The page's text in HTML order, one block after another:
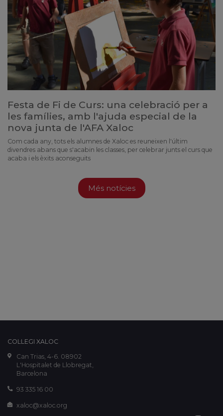
Festa de Fi de Curs: una celebració per a
les famílies, amb l'ajuda especial de la
nova junta de l'AFA Xaloc
Com cada any, tots els alumnes de Xaloc es reuneixen l'últim
divendres abans que s'acabin les classes, per celebrar junts el curs que
acaba i els èxits aconseguits
Més notícies
COL·LEGI XALOC
Can Trias, 4-6. 08902
L'Hospitalet de Llobregat,
Barcelona
93 335 16 00
xaloc@xaloc.org